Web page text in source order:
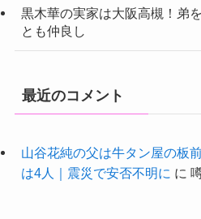
黒木華の実家は大阪高槻！弟
とも仲良し
最近のコメント
山谷花純の父は牛タン屋の板
は4人｜震災で安否不明に に